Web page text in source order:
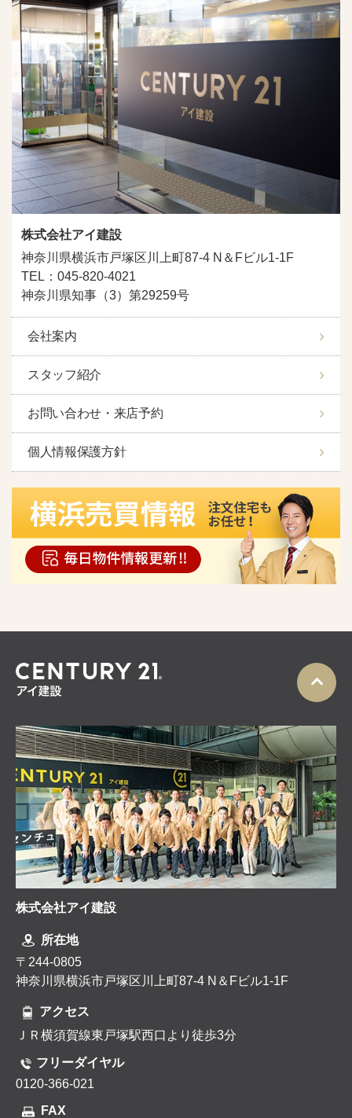
株式会社アイ建設
神奈川県横浜市戸塚区川上町87-4 N＆Fビル1-1F
TEL：045-820-4021
神奈川県知事（3）第29259号
会社案内
スタッフ紹介
お問い合わせ・来店予約
個人情報保護方針
株式会社アイ建設
所在地
〒244-0805
神奈川県横浜市戸塚区川上町87-4 N＆Fビル1-1F
アクセス
ＪＲ横須賀線東戸塚駅西口より徒歩3分
フリーダイヤル
0120-366-021
FAX